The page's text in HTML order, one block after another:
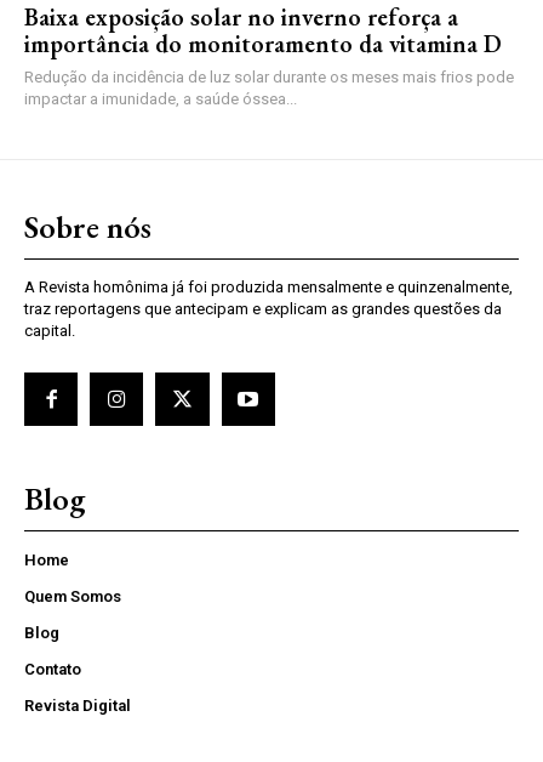
Baixa exposição solar no inverno reforça a
importância do monitoramento da vitamina D
Redução da incidência de luz solar durante os meses mais frios pode
impactar a imunidade, a saúde óssea...
Sobre nós
A Revista homônima já foi produzida mensalmente e quinzenalmente,
traz reportagens que antecipam e explicam as grandes questões da
capital.
Blog
Home
Quem Somos
Blog
Contato
Revista Digital